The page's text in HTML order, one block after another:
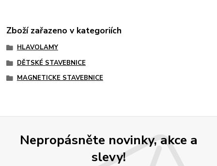
Zboží zařazeno v kategoriích
HLAVOLAMY
DĚTSKÉ STAVEBNICE
MAGNETICKE STAVEBNICE
Nepropásněte novinky, akce a
slevy!